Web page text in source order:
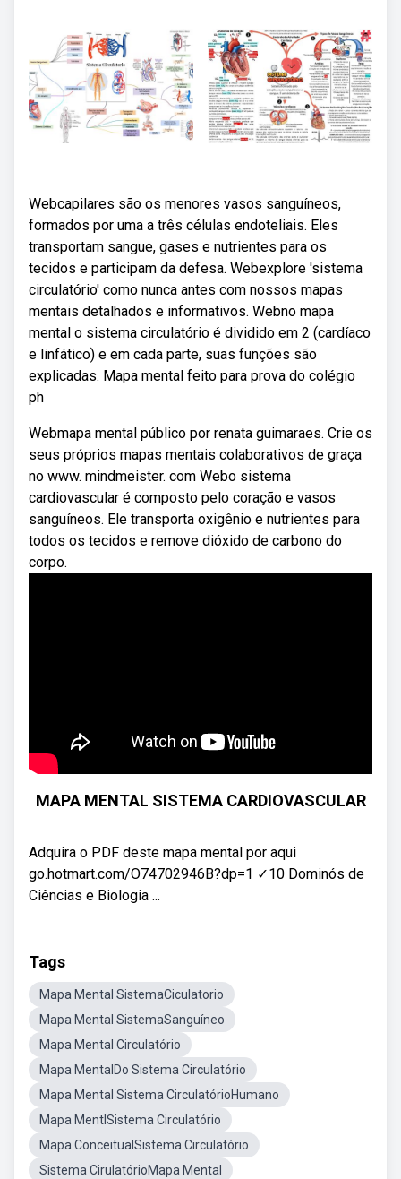
Webcapilares são os menores vasos sanguíneos,
formados por uma a três células endoteliais. Eles
transportam sangue, gases e nutrientes para os
tecidos e participam da defesa. Webexplore 'sistema
circulatório' como nunca antes com nossos mapas
mentais detalhados e informativos. Webno mapa
mental o sistema circulatório é dividido em 2 (cardíaco
e linfático) e em cada parte, suas funções são
explicadas. Mapa mental feito para prova do colégio
ph
Webmapa mental público por renata guimaraes. Crie os
seus próprios mapas mentais colaborativos de graça
no www. mindmeister. com Webo sistema
cardiovascular é composto pelo coração e vasos
sanguíneos. Ele transporta oxigênio e nutrientes para
todos os tecidos e remove dióxido de carbono do
corpo.
MAPA MENTAL SISTEMA CARDIOVASCULAR
Adquira o PDF deste mapa mental por aqui
go.hotmart.com/O74702946B?dp=1 ✓10 Dominós de
Ciências e Biologia ...
Tags
Mapa Mental SistemaCiculatorio
Mapa Mental SistemaSanguíneo
Mapa Mental Circulatório
Mapa MentalDo Sistema Circulatório
Mapa Mental Sistema CirculatórioHumano
Mapa MentlSistema Circulatório
Mapa ConceitualSistema Circulatório
Sistema CirulatórioMapa Mental